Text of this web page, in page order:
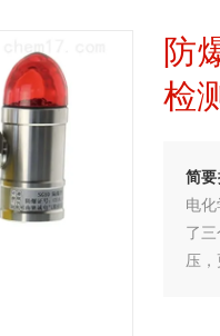
防
检
简要
电
了
压